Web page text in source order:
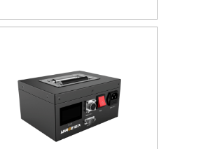
базовой станции